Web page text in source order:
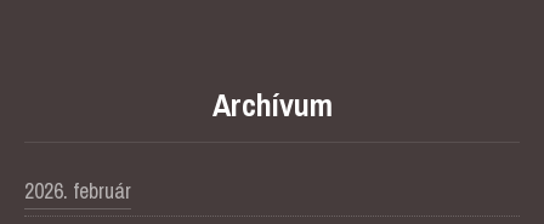
Archívum
2026. február